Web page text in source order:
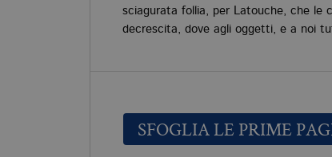
sciagurata follia, per Latouche, che le
decrescita, dove agli oggetti, e a noi
SFOGLIA LE PRIME